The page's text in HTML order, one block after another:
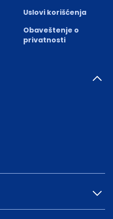
Uslovi korišćenja
Obaveštenje o
privatnosti